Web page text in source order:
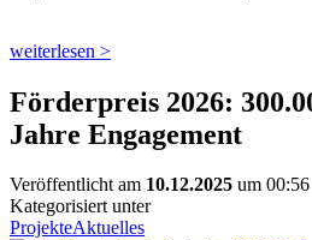
weiterlesen >
Förderpreis 2026:
Jahre Engagement
Veröffentlicht am 10.12.2025 um 00:56
Kategorisiert unter
ProjekteAktuelles